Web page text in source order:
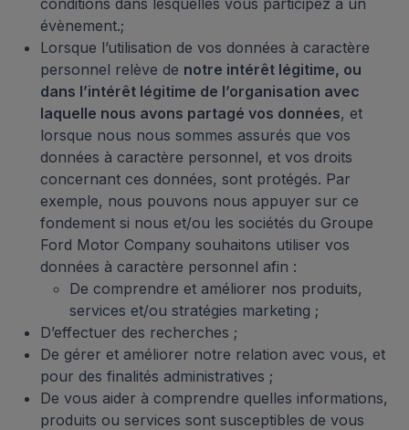
conditions dans lesquelles vous participez à un
évènement.;
Lorsque l’utilisation de vos données à caractère
personnel relève de notre intérêt légitime, ou
dans l’intérêt légitime de l’organisation avec
laquelle nous avons partagé vos données, et
lorsque nous nous sommes assurés que vos
données à caractère personnel, et vos droits
concernant ces données, sont protégés. Par
exemple, nous pouvons nous appuyer sur ce
fondement si nous et/ou les sociétés du Groupe
Ford Motor Company souhaitons utiliser vos
données à caractère personnel afin :
De comprendre et améliorer nos produits,
services et/ou stratégies marketing ;
D’effectuer des recherches ;
De gérer et améliorer notre relation avec vous, et
pour des finalités administratives ;
De vous aider à comprendre quelles informations,
produits ou services sont susceptibles de vous